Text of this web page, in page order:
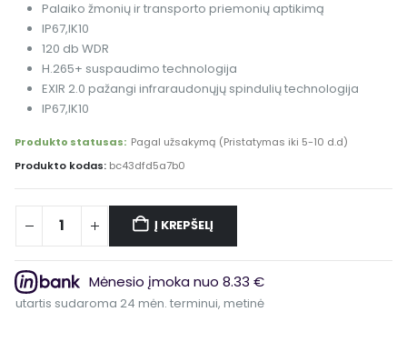
Palaiko žmonių ir transporto priemonių aptikimą
IP67,IK10
120 db WDR
H.265+ suspaudimo technologija
EXIR 2.0 pažangi infraraudonųjų spindulių technologija
IP67,IK10
Produkto statusas: Pagal užsakymą (Pristatymas iki 5-10 d.d)
Produkto kodas: bc43dfd5a7b0
Į KREPŠELĮ
Alternative:
Mėnesio įmoka nuo 8.33 €
24 mėn. terminui, metinė palūkanų norma – 6.9%,